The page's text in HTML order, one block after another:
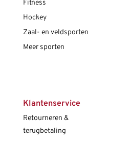
Fitness
Hockey
Zaal- en veldsporten
Meer sporten
Klantenservice
Retourneren &
terugbetaling